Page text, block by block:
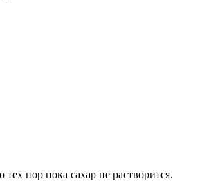
пор пока сахар не растворится.